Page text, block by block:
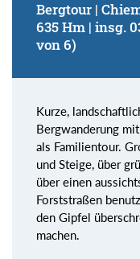
Bergtour |
635 Hm | insg.
von 6)
Kurze,
Bergwanderung
als Familientour.
und Steige, über
über einen
Forststraßen
den Gipfel
machen.